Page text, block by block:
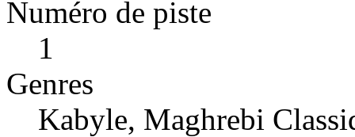
Numéro de piste
1
Genres
Kabyle, Maghrebi